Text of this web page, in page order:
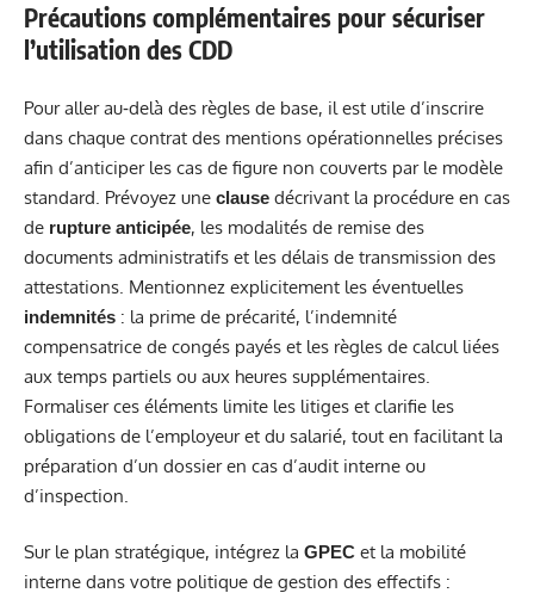
Précautions complémentaires pour sécuriser
l’utilisation des CDD
Pour aller au‑delà des règles de base, il est utile d’inscrire
dans chaque contrat des mentions opérationnelles précises
afin d’anticiper les cas de figure non couverts par le modèle
standard. Prévoyez une clause décrivant la procédure en cas
de rupture anticipée, les modalités de remise des
documents administratifs et les délais de transmission des
attestations. Mentionnez explicitement les éventuelles
indemnités : la prime de précarité, l’indemnité
compensatrice de congés payés et les règles de calcul liées
aux temps partiels ou aux heures supplémentaires.
Formaliser ces éléments limite les litiges et clarifie les
obligations de l’employeur et du salarié, tout en facilitant la
préparation d’un dossier en cas d’audit interne ou
d’inspection.
Sur le plan stratégique, intégrez la GPEC et la mobilité
interne dans votre politique de gestion des effectifs :